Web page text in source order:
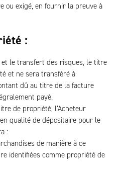
ou exigé, en fournir la preuve à
:
et le transfert des risques, le titre
et ne sera transféré à
dû au titre de la facture
payé.
de propriété, l’Acheteur
qualité de dépositaire pour le
:
de manière à ce
identifiées comme propriété de